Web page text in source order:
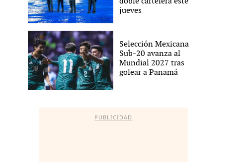
jueves
Selección Mexicana
Sub-20 avanza al
Mundial 2027 tras
golear a Panamá
PUBLICIDAD